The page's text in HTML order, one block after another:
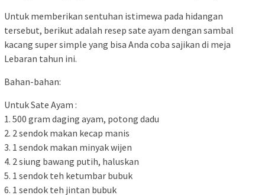
Untuk memberikan sentuhan istimewa pada hidangan
tersebut, berikut adalah resep sate ayam dengan sambal
kacang super simple yang bisa Anda coba sajikan di meja
Lebaran tahun ini.
Bahan-bahan:
Untuk Sate Ayam :
1. 500 gram daging ayam, potong dadu
2. 2 sendok makan kecap manis
3. 1 sendok makan minyak wijen
4. 2 siung bawang putih, haluskan
5. 1 sendok teh ketumbar bubuk
6. 1 sendok teh jintan bubuk